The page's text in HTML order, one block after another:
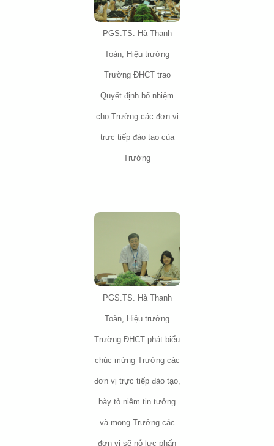
PGS.TS. Hà Thanh
Toàn, Hiệu trưởng
Trường ĐHCT trao
Quyết định bổ nhiệm
cho Trưởng các đơn vị
trực tiếp đào tạo của
Trường
PGS.TS. Hà Thanh
Toàn, Hiệu trưởng
Trường ĐHCT phát biểu
chúc mừng Trưởng các
đơn vị trực tiếp đào tạo,
bày tỏ niềm tin tưởng
và mong Trưởng các
đơn vị sẽ nỗ lực phấn